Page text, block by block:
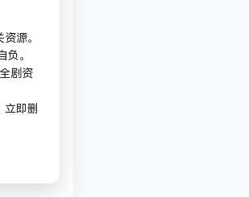
源。
。
剧资
即删